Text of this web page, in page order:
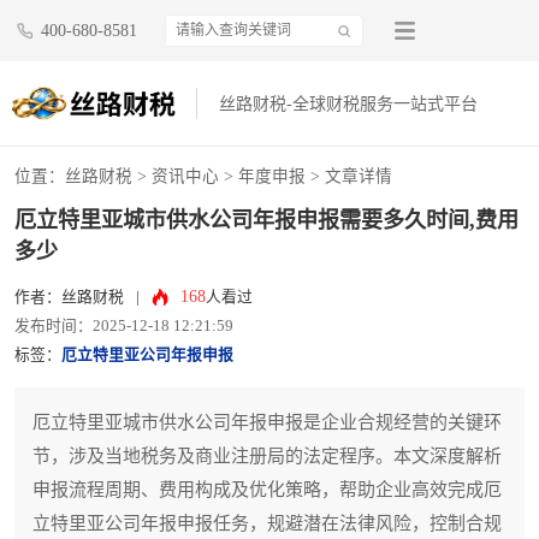
400-680-8581
丝路财税-全球财税服务一站式平台
位置： 丝路财税 > 资讯中心 > 年度申报 > 文章详情
厄立特里亚城市供水公司年报申报需要多久时间,费用
多少
作者：丝路财税 168人看过
发布时间：2025-12-18 12:21:59
标签： 厄立特里亚公司年报申报
厄立特里亚城市供水公司年报申报是企业合规经营的关键环
节，涉及当地税务及商业注册局的法定程序。本文深度解析
申报流程周期、费用构成及优化策略，帮助企业高效完成厄
立特里亚公司年报申报任务，规避潜在法律风险，控制合规